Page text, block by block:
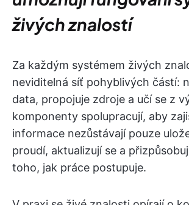
živých znalostí
Za každým systémem živých
neviditelná síť pohyblivých částí:
data, propojuje zdroje a učí se z
komponenty spolupracují, aby
informace nezůstávají pouze
proudí, aktualizují se a
toho, jak práce postupuje.